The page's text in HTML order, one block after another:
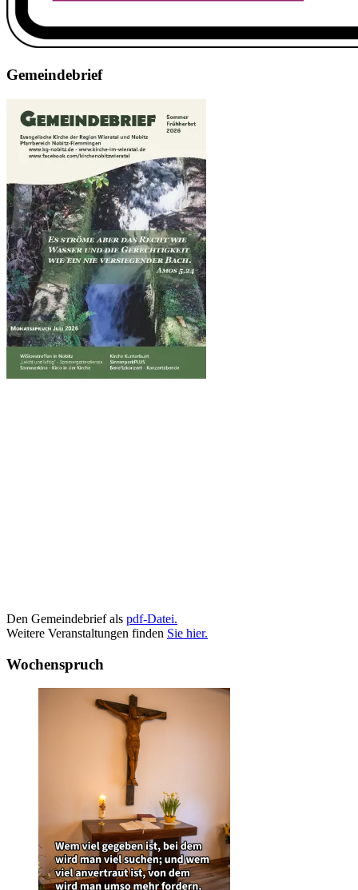
Gemeindebrief
Den Gemeindebrief als pdf-Datei.
Weitere Veranstaltungen finden Sie hier.
Wochenspruch